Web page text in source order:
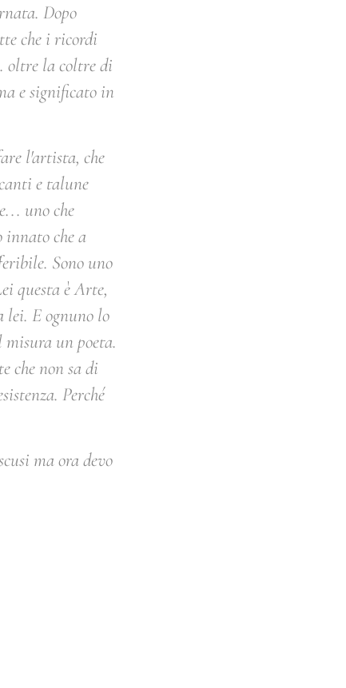
Dopo
che i ricordi
oltre la coltre di
e significato in
l'artista, che
e talune
uno che
innato che a
Sono uno
questa è Arte,
E ognuno lo
misura un poeta.
che non sa di
Perché
ma ora devo